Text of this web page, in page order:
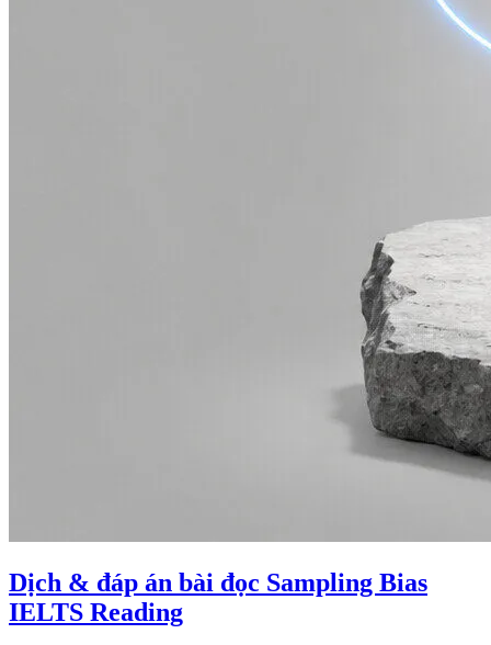
Dịch & đáp án bài đọc Sampling Bias
IELTS Reading